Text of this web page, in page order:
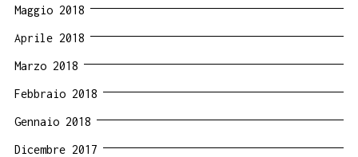
Maggio 2018
Aprile 2018
Marzo 2018
Febbraio 2018
Gennaio 2018
Dicembre 2017